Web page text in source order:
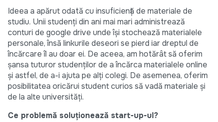
Ideea a apărut odată cu insuficiență de materiale de
studiu. Unii studenți din ani mai mari administrează
conturi de google drive unde își stochează materialele
personale, însă linkurile deseori se pierd iar dreptul de
încărcare îl au doar ei. De aceea, am hotărât să oferim
șansa tuturor studenților de a încărca materialele online
și astfel, de a-i ajuta pe alți colegi. De asemenea, oferim
posibilitatea oricărui student curios să vadă materiale și
de la alte universități.
Ce problemă soluționează start-up-ul?